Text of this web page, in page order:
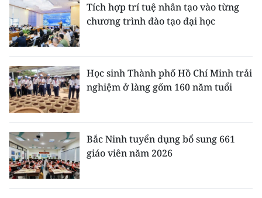
Tích hợp trí tuệ nhân tạo vào từng
chương trình đào tạo đại học
Học sinh Thành phố Hồ Chí Minh trải
nghiệm ở làng gốm 160 năm tuổi
Bắc Ninh tuyển dụng bổ sung 661
giáo viên năm 2026